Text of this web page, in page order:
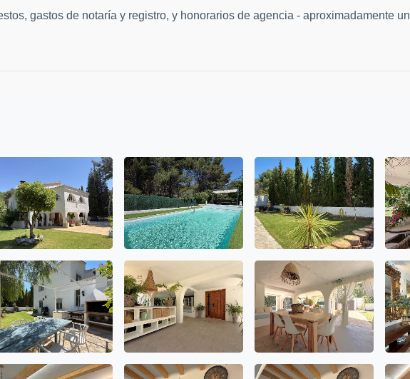
gastos de notaría y registro, y honorarios de agencia - aproximadamente un